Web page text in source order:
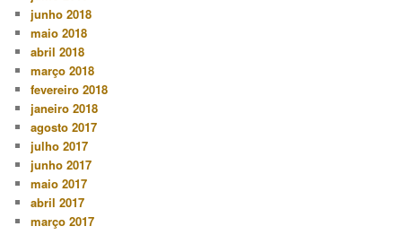
junho 2018
maio 2018
abril 2018
março 2018
fevereiro 2018
janeiro 2018
agosto 2017
julho 2017
junho 2017
maio 2017
abril 2017
março 2017